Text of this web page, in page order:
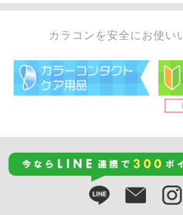
カラコンを安全にお使い